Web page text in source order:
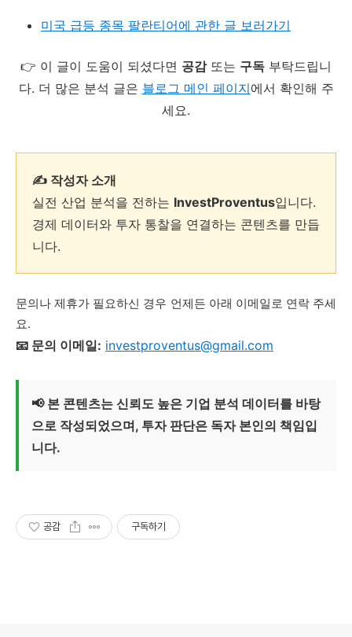
미국 급등 종목 팔란티어에 관한 글 보러가기
👉 이 글이 도움이 되셨다면 공감또는 구독 부탁드립니
다. 더 많은 분석 글은 블로그 메인 페이지에서 확인해 주
세요.
✍️ 작성자 소개
실전 산업 분석을 전하는 InvestProventus입니다.
경제 데이터와 투자 통찰을 연결하는 콘텐츠를 만듭
니다.
문의나 제휴가 필요하신 경우 언제든 아래 이메일로 연락 주세
요.
📧 문의 이메일: investproventus@gmail.com
📢 본 콘텐츠는 신뢰도 높은 기업 분석 데이터를 바탕
으로 작성되었으며, 투자 판단은 독자 본인의 책임입
니다.
공감 구독하기